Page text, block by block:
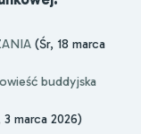
(Śr, 18 marca
buddyjska
marca 2026)